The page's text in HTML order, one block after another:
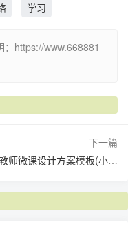
学习
https://www.668881
下一篇
小学教师微课设计方案模板(小学生微课设计方案)